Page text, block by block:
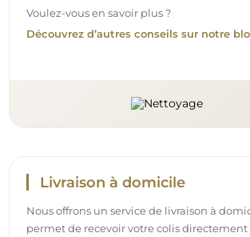
Voulez-vous en savoir plus ?
Découvrez d’autres conseils sur notre
Livraison à domicile
Nous offrons un service de livraison à
permet de recevoir votre colis directement